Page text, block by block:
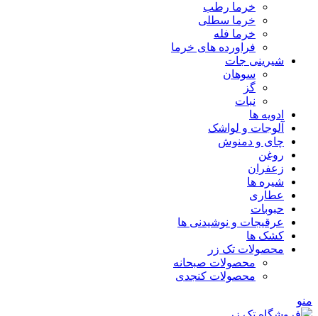
خرما رطب
خرما سطلی
خرما فله
فراورده های خرما
شیرینی جات
سوهان
گز
نبات
ادویه ها
آلوجات و لواشک
چای و دمنوش
روغن
زعفران
شیره ها
عطاری
حبوبات
عرقیجات و نوشیدنی ها
کشک ها
محصولات تک زر
محصولات صبحانه
محصولات کنجدی
منو